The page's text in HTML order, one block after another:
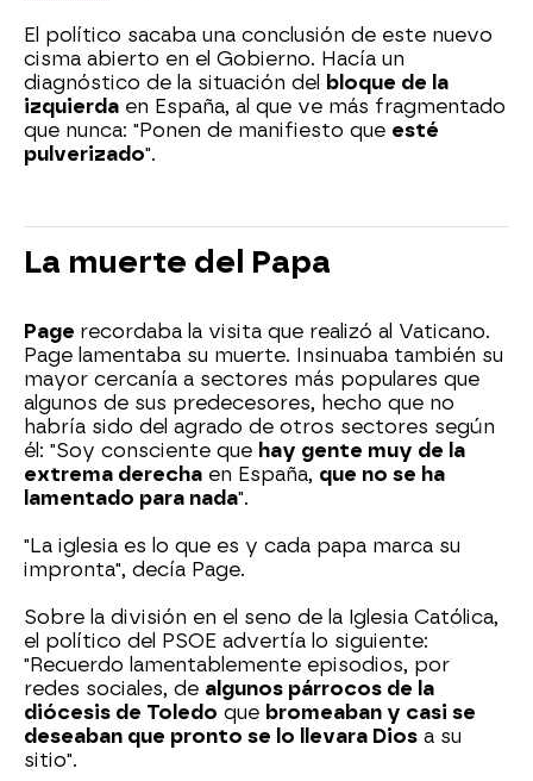
El político sacaba una conclusión de este nuevo
cisma abierto en el Gobierno. Hacía un
diagnóstico de la situación del bloque de la
izquierda en España, al que ve más fragmentado
que nunca: "Ponen de manifiesto que esté
pulverizado".
La muerte del Papa
Page recordaba la visita que realizó al Vaticano.
Page lamentaba su muerte. Insinuaba también su
mayor cercanía a sectores más populares que
algunos de sus predecesores, hecho que no
habría sido del agrado de otros sectores según
él: "Soy consciente que hay gente muy de la
extrema derecha en España, que no se ha
lamentado para nada".
"La iglesia es lo que es y cada papa marca su
impronta", decía Page.
Sobre la división en el seno de la Iglesia Católica,
el político del PSOE advertía lo siguiente:
"Recuerdo lamentablemente episodios, por
redes sociales, de algunos párrocos de la
diócesis de Toledo que bromeaban y casi se
deseaban que pronto se lo llevara Dios a su
sitio".